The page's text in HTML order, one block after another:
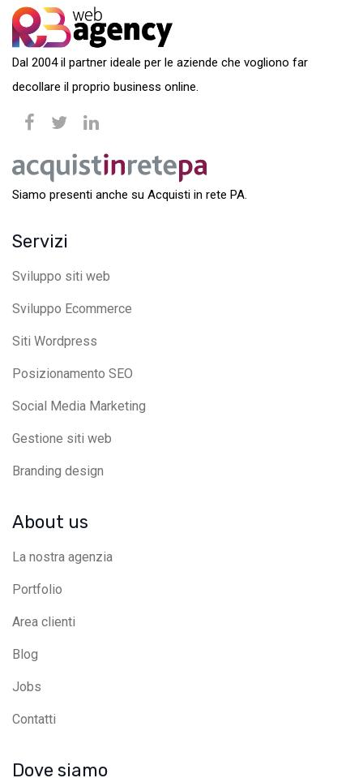
Dal 2004 il partner ideale per le aziende che vogliono far
decollare il proprio business online.
Siamo presenti anche su Acquisti in rete PA.
Servizi
Sviluppo siti web
Sviluppo Ecommerce
Siti Wordpress
Posizionamento SEO
Social Media Marketing
Gestione siti web
Branding design
About us
La nostra agenzia
Portfolio
Area clienti
Blog
Jobs
Contatti
Dove siamo